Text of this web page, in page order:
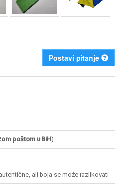
Postavi pitanje
poštom u BiH)
ali boja se može razlikovati